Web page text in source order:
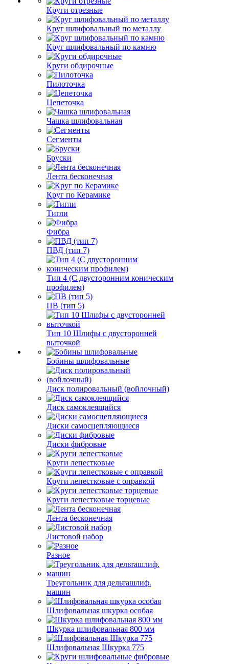
Круги отрезные
Круг шлифовальный по металлу
Круг шлифовальный по камню
Круги обдирочные
Пилоточка
Цепеточка
Чашка шлифовальная
Сегменты
Бруски
Лента бесконечная
Круг по Керамике
Тигли
Фибра
ПВД (тип 7)
Тип 4 (С двусторонним коническим
профилем)
ПВ (тип 5)
Тип 10 Шлифы с двусторонней
выточкой
Бобины шлифовальные
Диск полировальный (войлочный)
Диск самоклеящийся
Диски самосцепляющиеся
Диски фибровые
Круги лепестковые
Круги лепестковые с оправкой
Круги лепестковые торцевые
Лента бесконечная
Листовой набор
Разное
Треугольник для дельташлиф.
машин
Шлифовальная шкурка особая
Шкурка шлифовальная 800 мм
Шлифовальная Шкурка 775